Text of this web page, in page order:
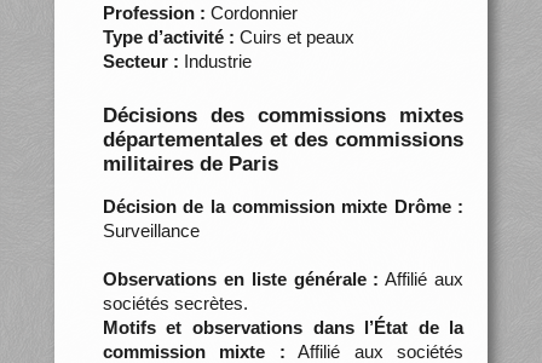
Profession : Cordonnier
Type d’activité : Cuirs et peaux
Secteur : Industrie
Décisions des commissions mixtes
départementales et des commissions
militaires de Paris
Décision de la commission mixte Drôme :
Surveillance
Observations en liste générale : Affilié aux
sociétés secrètes.
Motifs et observations dans l’État de la
commission mixte : Affilié aux sociétés